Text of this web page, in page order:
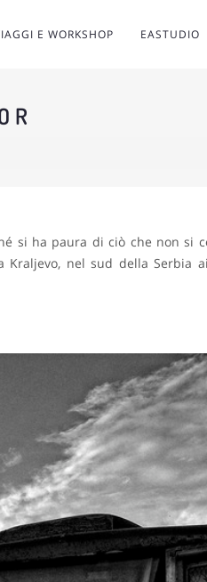
E WORKSHOP EASTUDIO
si ha paura di ciò che non si
nel sud della Serbia